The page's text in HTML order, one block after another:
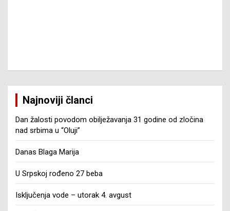
Najnoviji članci
Dan žalosti povodom obilježavanja 31 godine od zločina
nad srbima u “Oluji”
Danas Blaga Marija
U Srpskoj rođeno 27 beba
Isključenja vode – utorak 4. avgust